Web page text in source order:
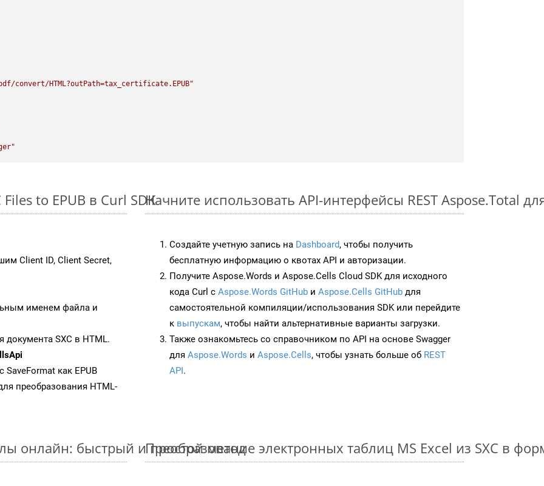
convert/HTML?outPath=tax_certificate.EPUB"
to EPUB в Curl SDK
Client ID, Client Secret,
именем файла и
документа SXC в HTML.
SaveFormat как EPUB
преобразования HTML-
Начните использовать API-интерфейсы REST Aspose.Total
Создайте учетную запись на Dashboard, чтобы получить
бесплатную информацию о квотах API и авторизации.
Получите Aspose.Words и Aspose.Cells Cloud SDK для исходного
кода Curl с Aspose.Words GitHub и Aspose.Cells GitHub для
самостоятельной компиляции/использования SDK или перейдите
к выпускам, чтобы найти альтернативные варианты загрузки.
Также ознакомьтесь со справочником по API на основе Swagger
для Aspose.Words и Aspose.Cells, чтобы узнать больше об REST
API.
онлайн: быстрый и простой методПреобразование электронных таблиц MS Excel из SXC в